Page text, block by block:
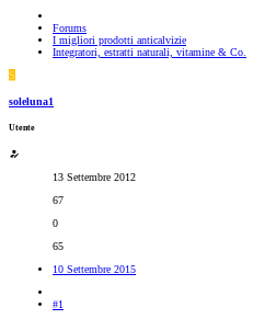
Forums
I migliori prodotti anticalvizie
Integratori, estratti naturali, vitamine & Co.
S
soleluna1
Utente
13 Settembre 2012
67
0
65
10 Settembre 2015
#1